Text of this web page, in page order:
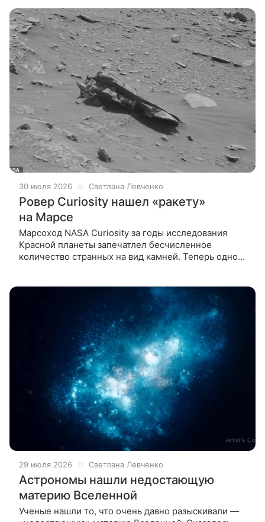
30 июля 2026 Светлана Левченко
Ровер Curiosity нашел «ракету»
на Марсе
Марсоход NASA Curiosity за годы исследования
Красной планеты запечатлел бесчисленное
количество странных на вид камней. Теперь одно
29 июля 2026 Светлана Левченко
Астрономы нашли недостающую
материю Вселенной
Ученые нашли то, что очень давно разыскивали —